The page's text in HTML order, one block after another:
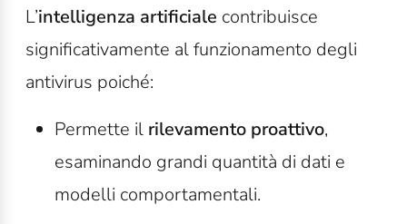
L’intelligenza artificiale contribuisce
significativamente al funzionamento degli
antivirus poiché:
Permette il rilevamento proattivo,
esaminando grandi quantità di dati e
modelli comportamentali.